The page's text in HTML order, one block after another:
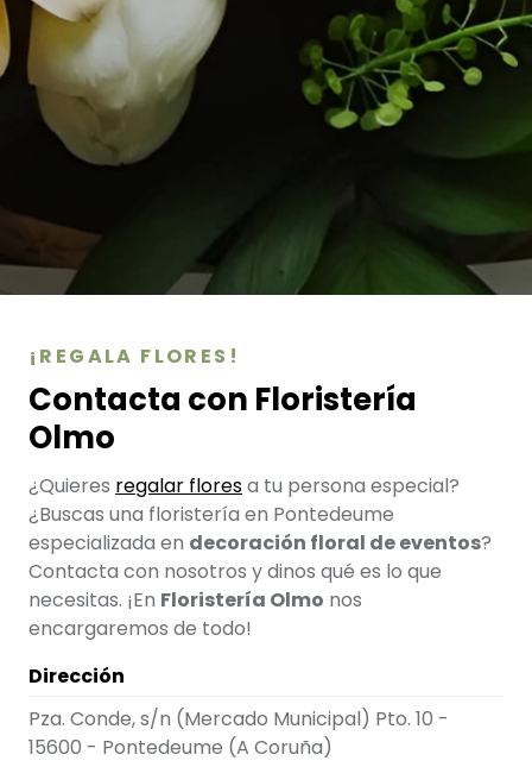
¡REGALA FLORES!
Contacta con Floristería
Olmo
¿Quieres regalar floresa tu persona especial?
¿Buscas una floristería en Pontedeume
especializada en decoración floral de eventos?
Contacta con nosotros y dinos qué es lo que
necesitas. ¡En Floristería Olmo nos
encargaremos de todo!
Dirección
Pza. Conde, s/n (Mercado Municipal) Pto. 10 -
15600 - Pontedeume (A Coruña)